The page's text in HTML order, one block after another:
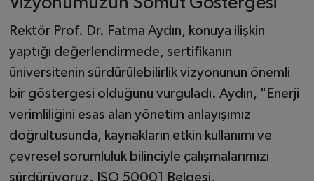
Rektör Prof. Dr. Fatma Aydın, konuya ilişkin
yaptığı değerlendirmede, sertifikanın
üniversitenin sürdürülebilirlik vizyonunun önemli
bir göstergesi olduğunu vurguladı. Aydın, "Enerji
verimliliğini esas alan yönetim anlayışımız
doğrultusunda, kaynakların etkin kullanımı ve
çevresel sorumluluk bilinciyle çalışmalarımızı
sürdürüyoruz. ISO 50001 Belgesi,